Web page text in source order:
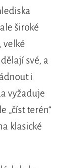
široké
velké
své, a
i
vyžaduje
„číst terén“
klasické